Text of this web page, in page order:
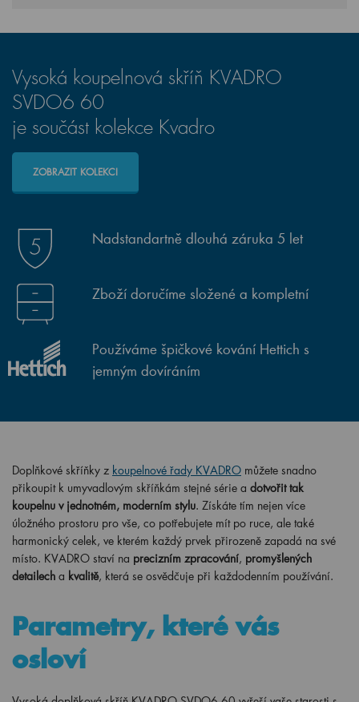
Vysoká koupelnová skříň KVADRO
SVDO6 60
je součást kolekce Kvadro
ZOBRAZIT KOLEKCI
Nadstandartně dlouhá záruka 5 let
Zboží doručíme složené a kompletní
Používáme špičkové kování Hettich s
jemným dovíráním
Doplňkové skříňky z koupelnové řady KVADRO můžete snadno
přikoupit k umyvadlovým skříňkám stejné série a dotvořit tak
koupelnu v jednotném, moderním stylu. Získáte tím nejen více
úložného prostoru pro vše, co potřebujete mít po ruce, ale také
harmonický celek, ve kterém každý prvek přirozeně zapadá na své
místo. KVADRO staví na precizním zpracování, promyšlených
detailech a kvalitě, která se osvědčuje při každodenním používání.
Parametry, které vás
osloví